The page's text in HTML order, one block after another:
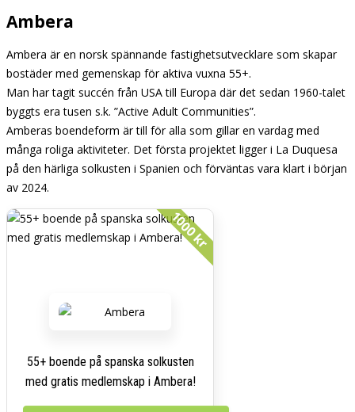
Ambera
Ambera är en norsk spännande fastighetsutvecklare som skapar
bostäder med gemenskap för aktiva vuxna 55+.
Man har tagit succén från USA till Europa där det sedan 1960-talet
byggts flera tusen s.k. ”Active Adult Communities”.
Amberas boendeform är till för alla som gillar en vardag med
många roliga aktiviteter. Det första projektet ligger i La Duquesa
på den härliga solkusten i Spanien och förväntas vara klart i början
av 2024.
1000 kr
55+ boende på spanska solkusten
med gratis medlemskap i Ambera!